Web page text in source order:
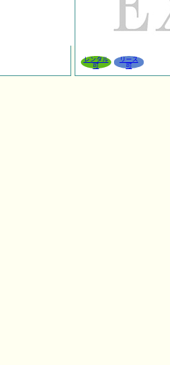
レンタル
可
リース
可